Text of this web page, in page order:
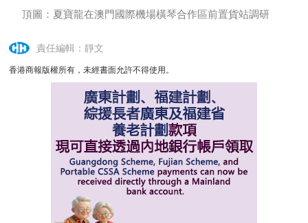
頂圖：夏寶龍在澳門國際機場橫琴合作區前置貨站調研
責任編輯：靜文
香港商報版權所有，未經書面允許不得使用。